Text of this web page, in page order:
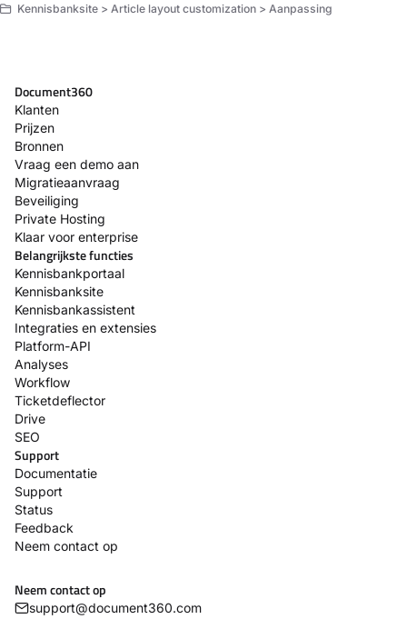
Kennisbanksite > Article layout customization > Aanpassing
Document360
Klanten
Prijzen
Bronnen
Vraag een demo aan
Migratieaanvraag
Beveiliging
Private Hosting
Klaar voor enterprise
Belangrijkste functies
Kennisbankportaal
Kennisbanksite
Kennisbankassistent
Integraties en extensies
Platform-API
Analyses
Workflow
Ticketdeflector
Drive
SEO
Support
Documentatie
Support
Status
Feedback
Neem contact op
Neem contact op
support@document360.com